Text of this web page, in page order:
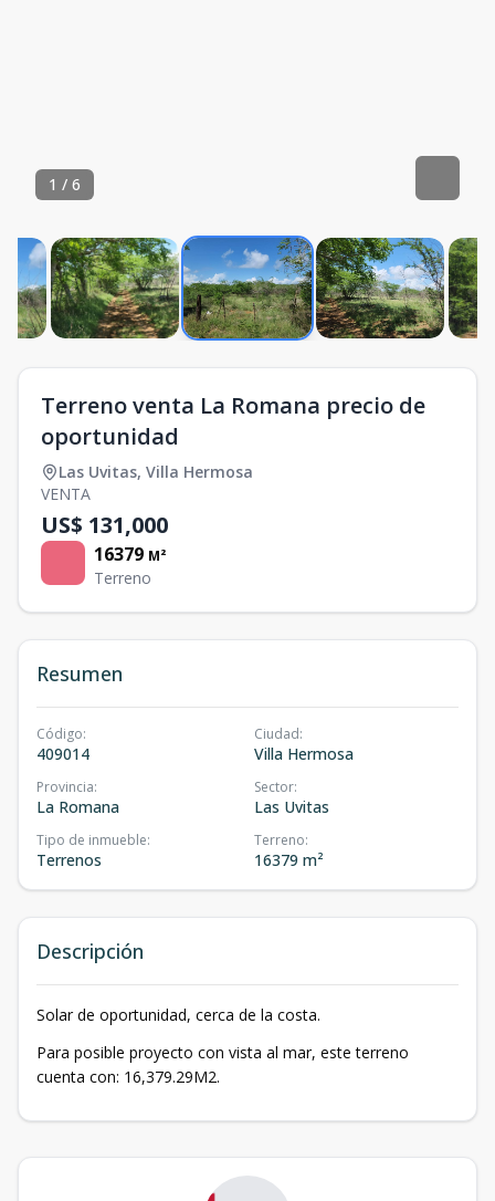
1 / 6
Terreno venta La Romana precio de
oportunidad
Las Uvitas, Villa Hermosa
VENTA
US$ 131,000
16379 M²
Terreno
Resumen
Código:
409014
Ciudad:
Villa Hermosa
Provincia:
La Romana
Sector:
Las Uvitas
Tipo de inmueble:
Terrenos
Terreno:
16379 m²
Descripción
Solar de oportunidad, cerca de la costa.
Para posible proyecto con vista al mar, este terreno
cuenta con: 16,379.29M2.